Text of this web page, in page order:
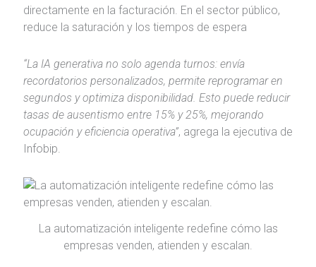
directamente en la facturación. En el sector público,
reduce la saturación y los tiempos de espera
“La IA generativa no solo agenda turnos: envía
recordatorios personalizados, permite reprogramar en
segundos y optimiza disponibilidad. Esto puede reducir
tasas de ausentismo entre 15% y 25%, mejorando
ocupación y eficiencia operativa”, agrega la ejecutiva de
Infobip.
La automatización inteligente redefine cómo las
empresas venden, atienden y escalan.